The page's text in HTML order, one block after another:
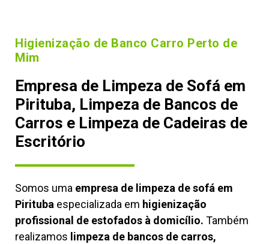
Higienização de Banco Carro Perto de
Mim
Empresa de Limpeza de Sofá em
Pirituba, Limpeza de Bancos de
Carros e Limpeza de Cadeiras de
Escritório
Somos uma empresa de limpeza de sofá em
Pirituba especializada em higienização
profissional de estofados à domicílio. Também
realizamos limpeza de bancos de carros,